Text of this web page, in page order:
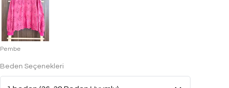
Pembe
Beden Seçenekleri